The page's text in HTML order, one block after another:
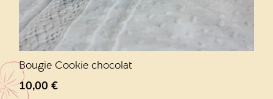
Bougie Cookie chocolat
10,00€